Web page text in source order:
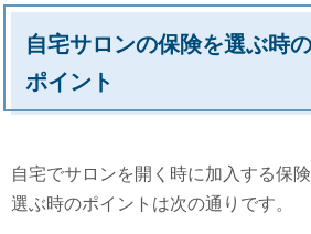
自宅サロンの保険を選ぶ時の
ポイント
自宅でサロンを開く時に加入する保
選ぶ時のポイントは次の通りです。